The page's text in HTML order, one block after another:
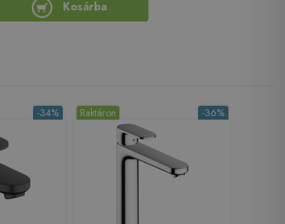
Kosárba
-34% -36%
Raktáron